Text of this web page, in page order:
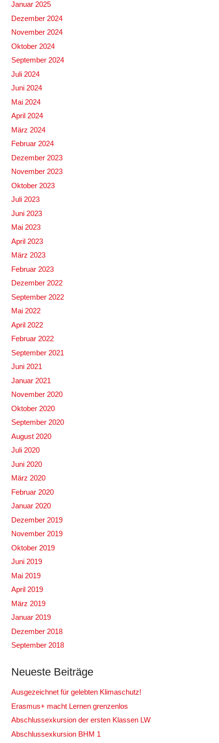
Januar 2025
Dezember 2024
November 2024
Oktober 2024
September 2024
Juli 2024
Juni 2024
Mai 2024
April 2024
März 2024
Februar 2024
Dezember 2023
November 2023
Oktober 2023
Juli 2023
Juni 2023
Mai 2023
April 2023
März 2023
Februar 2023
Dezember 2022
September 2022
Mai 2022
April 2022
Februar 2022
September 2021
Juni 2021
Januar 2021
November 2020
Oktober 2020
September 2020
August 2020
Juli 2020
Juni 2020
März 2020
Februar 2020
Januar 2020
Dezember 2019
November 2019
Oktober 2019
Juni 2019
Mai 2019
April 2019
März 2019
Januar 2019
Dezember 2018
September 2018
Neueste Beiträge
Ausgezeichnet für gelebten Klimaschutz!
Erasmus+ macht Lernen grenzenlos
Abschlussexkursion der ersten Klassen LW
Abschlussexkursion BHM 1